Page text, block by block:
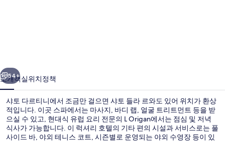
사
진
갤
러
리
다음
54+
소개객실위치정책
샤토 다르티니에서 조금만 걸으면 샤토 들라 르와도 있어 위치가 환상
적입니다. 이곳 스파에서는 마사지, 바디 랩, 얼굴 트리트먼트 등을 받
으실 수 있고, 현대식 유럽 요리 전문의 L Origan에서는 점심 및 저녁
식사가 가능합니다. 이 럭셔리 호텔의 기타 편의 시설과 서비스로는 풀
사이드 바, 야외 테니스 코트, 시즌별로 운영되는 야외 수영장 등이 있